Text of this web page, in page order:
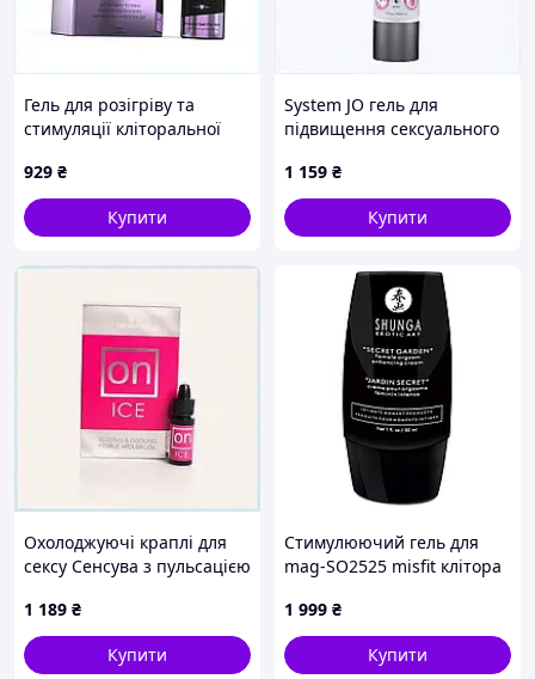
Гель для розігріву та
стимуляції кліторальної
929 ₴
Купити
System JO гель для
підвищення сексуального
1 159 ₴
Купити
Охолоджуючі краплі для
сексу Сенсува з пульсацією
1 189 ₴
Купити
Стимулюючий гель для
mag-SO2525 misfit клітора
мл (SO2525) Жіночий Вік
18+ мл 60
1 999 ₴
Купити